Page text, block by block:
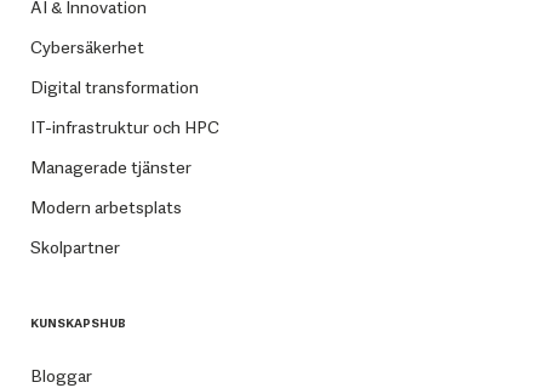
AI & Innovation
Cybersäkerhet
Digital transformation
IT-infrastruktur och HPC
Managerade tjänster
Modern arbetsplats
Skolpartner
KUNSKAPSHUB
Bloggar